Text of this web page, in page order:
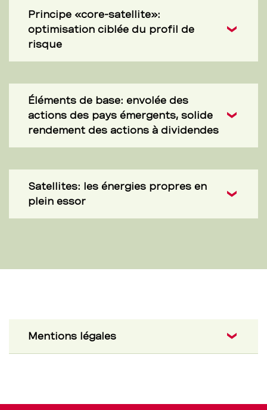
Principe «core-satellite»:
optimisation ciblée du profil de
risque
Éléments de base: envolée des
actions des pays émergents, solide
rendement des actions à dividendes
Satellites: les énergies propres en
plein essor
Mentions légales